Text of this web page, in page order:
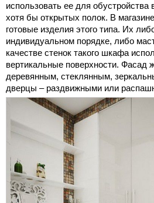
использовать ее для
хотя бы открытых полок. В
готовые изделия этого типа. Их
индивидуальном порядке, либо
качестве стенок такого шкафа
вертикальные поверхности. Фасад
деревянным, стеклянным,
дверцы – раздвижными или